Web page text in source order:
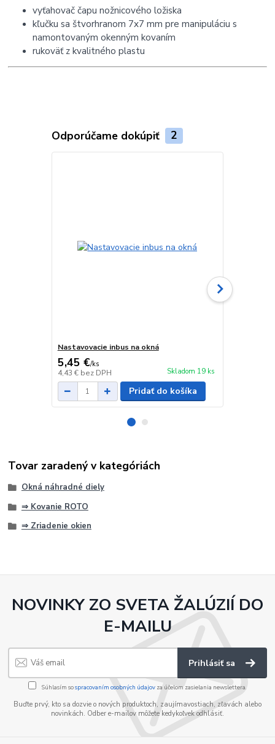
vyťahovač čapu nožnicového ložiska
kľučku sa štvorhranom 7x7 mm pre manipuláciu s
namontovaným okenným kovaním
rukoväť z kvalitného plastu
Odporúčame dokúpiť 2
Nastavovacie inbus na okná
5,45 €/ks
4,43 € bez DPH Skladom 19 ks
Pridať do košíka
Tovar zaradený v kategóriách
Okná náhradné diely
⇒ Kovanie ROTO
⇒ Zriadenie okien
NOVINKY ZO SVETA ŽALÚZIÍ DO
E-MAILU
Prihlásiť sa
Súhlasím sospracovaním osobných údajov za účelom zasielania newslettera.
Buďte prvý, kto sa dozvie o nových produktoch, zaujímavostiach, zľavách alebo
novinkách. Odber e-mailov môžete kedykoľvek odhlásiť.